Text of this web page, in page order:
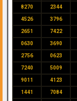
8270 2344
4526 3796
2651 7422
0630 3690
2756 0623
7240 5009
9011 4123
1441 7084